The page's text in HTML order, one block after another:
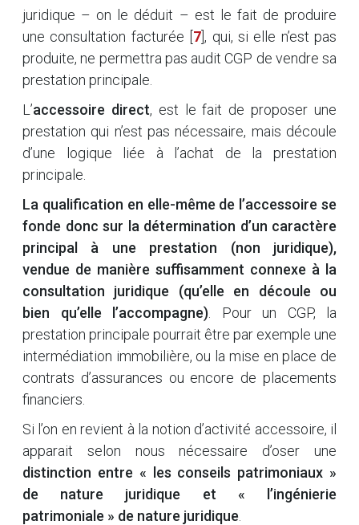
juridique – on le déduit – est le fait de produire
une consultation facturée
7], qui, si elle n’est pas
produite, ne permettra pas audit CGP de vendre sa
prestation principale.
L’accessoire direct, est le fait de proposer une
prestation qui n’est pas nécessaire, mais découle
d’une logique liée à l’achat de la prestation
principale.
La qualification en elle-même de l’accessoire se
fonde donc sur la détermination d’un caractère
principal à une prestation (non juridique),
vendue de manière suffisamment connexe à la
consultation juridique (qu’elle en découle ou
bien qu’elle l’accompagne) . Pour un CGP, la
prestation principale pourrait être par exemple une
intermédiation immobilière, ou la mise en place de
contrats d’assurances ou encore de placements
financiers.
Si l’on en revient à la notion d’activité accessoire, il
apparait selon nous nécessaire d’oser une
distinction entre « les conseils patrimoniaux »
de nature juridique et « l’ingénierie
patrimoniale » de nature juridique